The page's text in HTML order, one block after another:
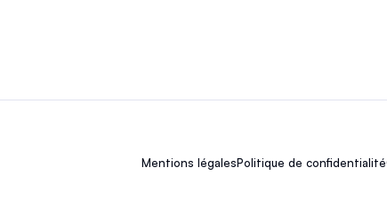
Mentions légalesPolitique de confidentialité